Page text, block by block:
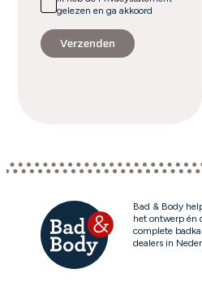
gelezen en ga akkoord
Verzenden
Bad & Body
het ontwerp én
complete
dealers in